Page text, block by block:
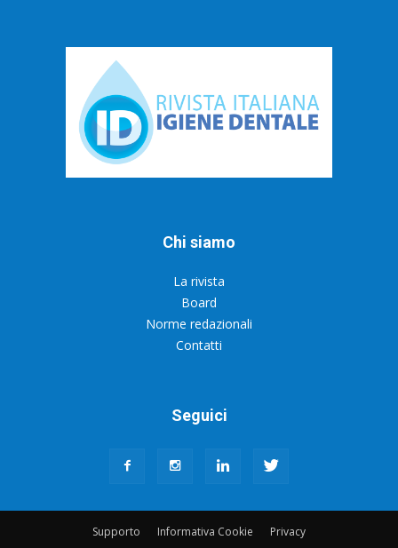
Chi siamo
La rivista
Board
Norme redazionali
Contatti
Seguici
Supporto Informativa Cookie Privacy